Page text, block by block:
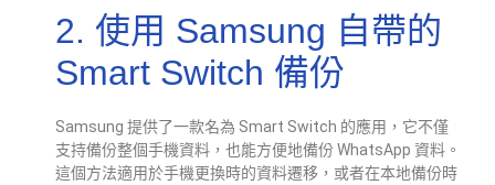
2. 使用 Samsung 自帶的
Smart Switch 備份
Samsung 提供了一款名為 Smart Switch 的應用，它不僅
支持備份整個手機資料，也能方便地備份 WhatsApp 資料。
這個方法適用於手機更換時的資料遷移，或者在本地備份時